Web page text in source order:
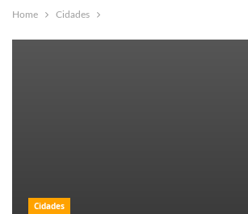
Home Cidades
Cidades